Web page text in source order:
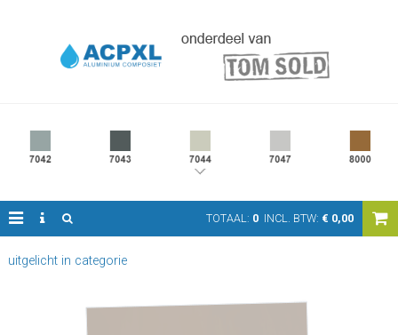
TOTAAL: 0 INCL. BTW: € 0,00
uitgelicht in categorie